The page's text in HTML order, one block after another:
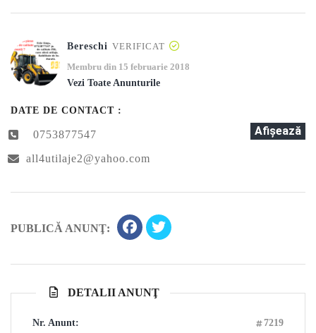
Bereschi VERIFICAT
Membru din 15 februarie 2018
Vezi Toate Anunturile
DATE DE CONTACT :
0753877547 Afişează
all4utilaje2@yahoo.com
PUBLICĂ ANUNŢ:
DETALII ANUNŢ
Nr. Anunt: 7219